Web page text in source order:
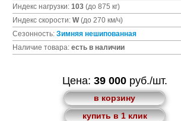
Индекс нагрузки: 103 (до 875 кг)
Индекс скорости: W(до 270 км/ч)
Сезонность: Зимняя нешипованная
Наличие товара: есть в наличии
Цена: 39 000руб./шт.
в корзину
купить в 1 клик